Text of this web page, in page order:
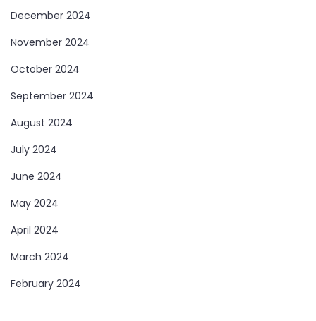
December 2024
November 2024
October 2024
September 2024
August 2024
July 2024
June 2024
May 2024
April 2024
March 2024
February 2024